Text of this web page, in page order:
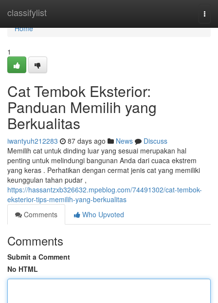
classifylist
Home
Home
1
Cat Tembok Eksterior:
Panduan Memilih yang
Berkualitas
iwantyuh212283 87 days ago News
Discuss
Memilih cat untuk dinding luar yang sesuai merupakan hal
penting untuk melindungi bangunan Anda dari cuaca ekstrem
yang keras . Perhatikan dengan cermat jenis cat yang memiliki
keunggulan tahan pudar ,
https://hassantzxb326632.mpeblog.com/74491302/cat-tembok-
eksterior-tips-memilih-yang-berkualitas
Comments
Who Upvoted
Comments
Submit a Comment
No HTML